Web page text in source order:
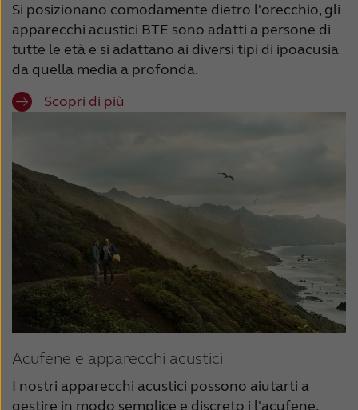
Si posizionano comodamente dietro l'orecchio, gli
apparecchi acustici BTE sono adatti a persone di
tutte le età e si adattano ai diversi tipi di ipoacusia
da quella media a profonda.
Scopri di più
Acufene e apparecchi acustici
I nostri apparecchi acustici possono aiutarti a
gestire in modo semplice e discreto i l'acufene.